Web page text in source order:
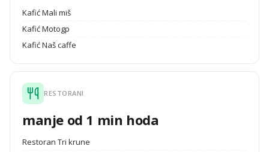
Kafić Mali miš
Kafić Motogp
Kafić Naš caffe
RESTORANI
manje od 1 min hoda
Restoran Tri krune